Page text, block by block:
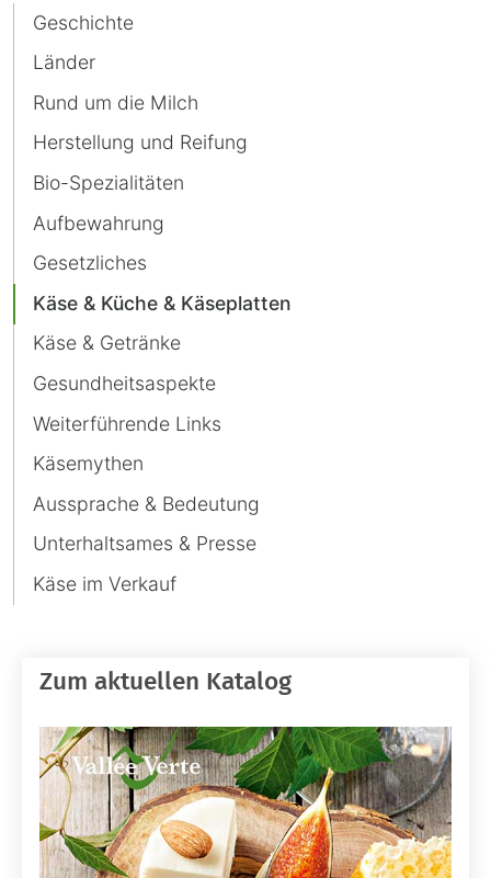
Navigation
Geschichte
Länder
Rund um die Milch
Herstellung und Reifung
Bio-Spezialitäten
Aufbewahrung
Gesetzliches
Käse & Küche & Käseplatten
Käse & Getränke
Gesundheitsaspekte
Weiterführende Links
Käsemythen
Aussprache & Bedeutung
Unterhaltsames & Presse
Käse im Verkauf
Zum aktuellen Katalog